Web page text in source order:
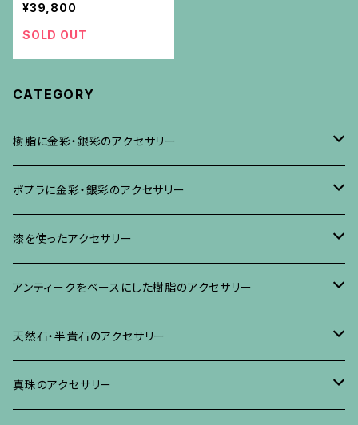
¥39,800
SOLD OUT
CATEGORY
樹脂に金彩・銀彩のアクセサリー
ブローチ
イヤリング・ピアス
ネックレス、その他
ポプラに金彩・銀彩のアクセサリー
ブローチ
イヤリング、ピアス
ネックレス、ペンダント
ブレスレット、バングル、その他
漆を使ったアクセサリー
ブローチ
イヤリング・ピアス
ネックレス・ペンダント
アンティークをベースにした樹脂のアクセサリー
ブローチ
イヤリング・ピアス
天然石・半貴石のアクセサリー
ブローチ
真珠のアクセサリー